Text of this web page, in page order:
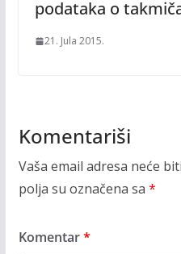
podataka o
21. Jula 2015.
Komentariši
Vaša email adresa neće
polja su označena sa *
Komentar*